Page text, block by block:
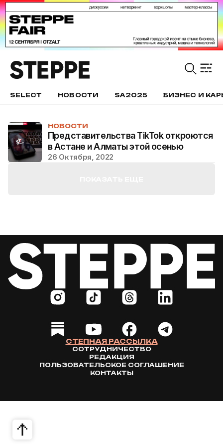
SELECT НОВОСТИ SA2025 БИЗНЕС И
НОВОСТИ
Представительства TikTok откроются
в Астане и Алматы этой осенью
26 Октября, 2022
СТЕПНАЯ РАССЫЛКА
СОТРУДНИЧЕСТВО
РЕДАКЦИЯ
ПОЛЬЗОВАТЕЛЬСКОЕ СОГЛАШЕНИЕ
КОНТАКТЫ